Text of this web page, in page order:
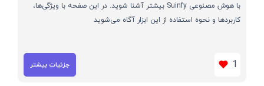
با هوش مصنوعی Suinfy بیشتر آشنا شوید. در این صفحه با ویژگی‌ها،
کاربردها و نحوه استفاده از این ابزار آگاه می‌شوید
1 جزئیات بیشتر